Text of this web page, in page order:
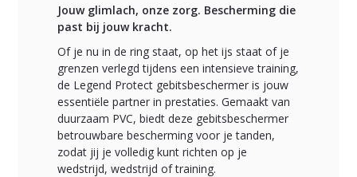
Jouw glimlach, onze zorg. Bescherming die
past bij jouw kracht.
Of je nu in de ring staat, op het ijs staat of je
grenzen verlegd tijdens een intensieve training,
de Legend Protect gebitsbeschermer is jouw
essentiële partner in prestaties. Gemaakt van
duurzaam PVC, biedt deze gebitsbeschermer
betrouwbare bescherming voor je tanden,
zodat jij je volledig kunt richten op je
wedstrijd, wedstrijd of training.